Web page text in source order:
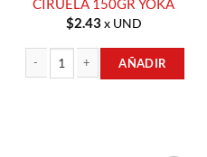
CIRUELA 150GR YOKA
$2.43x UND
AÑADIR